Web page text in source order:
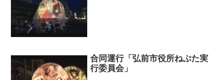
合同運行「弘前市役所ねぷた実
行委員会」